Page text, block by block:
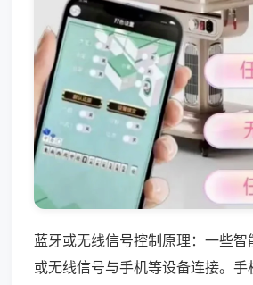
蓝牙或无线信号控制原理：一些智
或无线信号与手机等设备连接。